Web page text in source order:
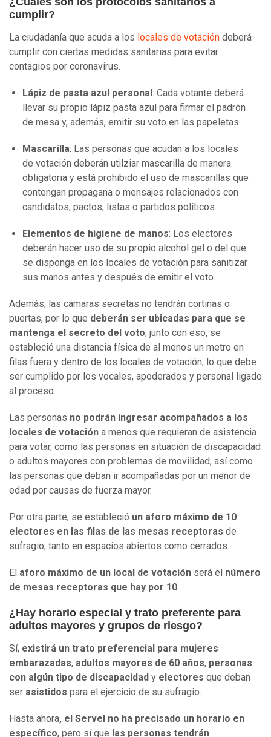
cumplir?
La ciudadanía que acuda a los locales de votación deberá
cumplir con ciertas medidas sanitarias para evitar
contagios por coronavirus.
Lápiz de pasta azul personal: Cada votante deberá
llevar su propio lápiz pasta azul para firmar el padrón
de mesa y, además, emitir su voto en las papeletas.
Mascarilla: Las personas que acudan a los locales
de votación deberán utilziar mascarilla de manera
obligatoria y está prohibido el uso de mascarillas que
contengan propagana o mensajes relacionados con
candidatos, pactos, listas o partidos políticos.
Elementos de higiene de manos: Los electores
deberán hacer uso de su propio alcohol gel o del que
se disponga en los locales de votación para sanitizar
sus manos antes y después de emitir el voto.
Además, las cámaras secretas no tendrán cortinas o
puertas, por lo que deberán ser ubicadas para que se
mantenga el secreto del voto; junto con eso, se
estableció una distancia física de al menos un metro en
filas fuera y dentro de los locales de votación, lo que debe
ser cumplido por los vocales, apoderados y personal ligado
al proceso.
Las personas no podrán ingresar acompañados a los
locales de votación a menos que requieran de asistencia
para votar, como las personas en situación de discapacidad
o adultos mayores con problemas de movilidad; así como
las personas que deban ir acompañadas por un menor de
edad por causas de fuerza mayor.
Por otra parte, se estableció un aforo máximo de 10
electores en las filas de las mesas receptoras de
sufragio, tanto en espacios abiertos como cerrados.
El aforo máximo de un local de votación será el número
de mesas receptoras que hay por 10.
¿Hay horario especial y trato preferente para
adultos mayores y grupos de riesgo?
Sí, existirá un trato preferencial para mujeres
embarazadas, adultos mayores de 60 años, personas
con algún tipo de discapacidad y electores que deban
ser asistidos para el ejercicio de su sufragio.
Hasta ahora, el Servel no ha precisado un horario en
específico, pero sí que las personas tendrán